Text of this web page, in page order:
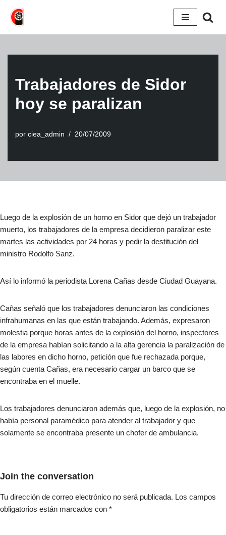
Saltar
Trabajadores de Sidor
hoy se paralizan
por ciea_admin 20/07/2009
Luego de la explosión de un horno en Sidor que dejó un trabajador
muerto, los trabajadores de la empresa decidieron paralizar este
martes las actividades por 24 horas y pedir la destitución del
ministro Rodolfo Sanz.
Así lo informó la periodista Lorena Cañas desde Ciudad Guayana.
Cañas señaló que los trabajadores denunciaron las condiciones
infrahumanas en las que están trabajando. Además, expresaron
molestia porque horas antes de la explosión del horno, inspectores
de la empresa habían solicitando a la alta gerencia la paralización de
las labores en dicho horno, petición que fue rechazada porque,
según cuenta Cañas, era necesario cargar un barco que se
encontraba en el muelle.
Los trabajadores denunciaron además que, luego de la explosión, no
había personal paramédico para atender al trabajador y que
solamente se encontraba presente un chofer de ambulancia.
Join the conversation
Tu dirección de correo electrónico no será publicada. Los campos
obligatorios están marcados con *